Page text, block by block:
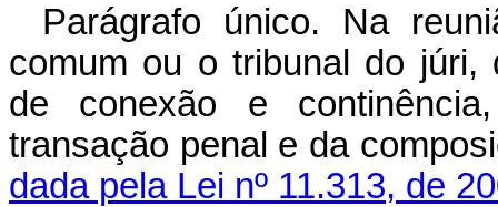
Parágrafo único. Na
comum ou o tribunal do júri,
de conexão e
transação penal e da
dada pela Lei nº 11.313, de